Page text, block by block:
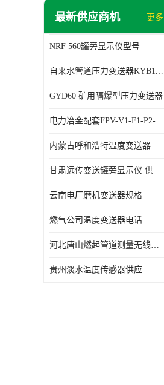
最新供应商机 更多
NRF 560罐旁显示仪型号
自来水管道压力变送器KYB11G03M2型号 使用方便
GYD60 矿用隔爆型压力变送器
电力冶金配套FPV-V1-F1-P2-03电压变送器
内蒙古呼和浩特温度变送器配套罐旁显示仪供应 性能稳定
甘肃远传变送罐旁显示仪 供应及时
云南电厂磨机变送器规格
燃气公司温度变送器电话
河北唐山燃起管道测量无线压力变送器型号 性能稳定
贵州淡水温度传感器供应